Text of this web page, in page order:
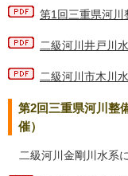
第1回三重県河川
二級河川井戸川
二級河川市木川
第2回三重県河川整
催）
二級河川金剛川水系